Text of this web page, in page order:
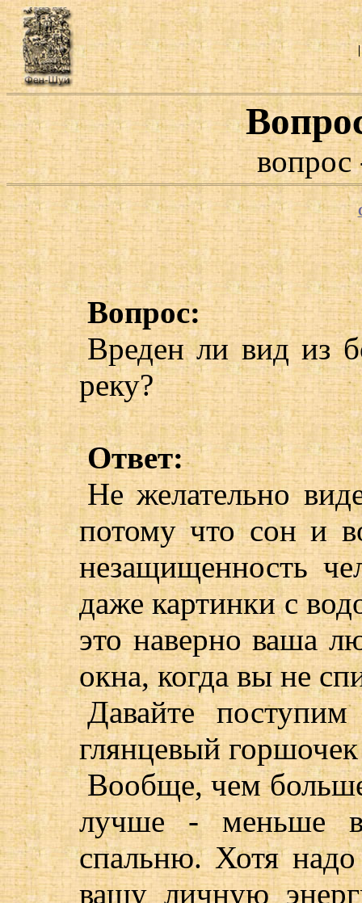
Вопрос:
Вреден ли вид из
реку?
Ответ:
Не желательно
потому что сон и
незащищенность
даже картинки с
это наверно ваша
окна, когда вы не
Давайте
глянцевый
Вообще, чем
лучше - меньше
спальню. Хотя надо
вашу личную